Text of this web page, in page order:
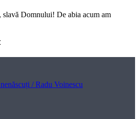
slavă Domnului! De abia acum am
/ Radu Voinescu